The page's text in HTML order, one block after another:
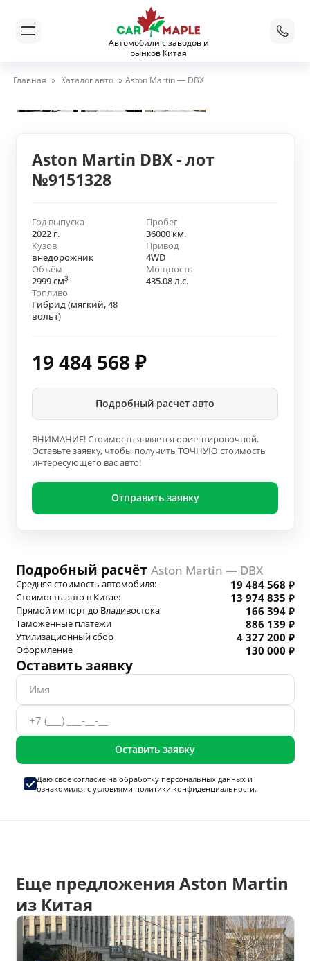
Автомобили с заводов и
рынков Китая
Главная » Каталог авто » Aston Martin — DBX
Aston Martin DBX - лот
№9151328
Год выпуска
2022 г.
Пробег
36000 км.
Кузов
внедорожник
Привод
4WD
Объём
2999 см3
Мощность
435.08 л.с.
Топливо
Гибрид (мягкий, 48
вольт)
19 484 568 ₽
Подробный расчет авто
ВНИМАНИЕ! Стоимость является ориентировочной.
Оставьте заявку, чтобы получить ТОЧНУЮ стоимость
интересующего вас авто!
Отправить заявку
Подробный расчёт Aston Martin — DBX
Средняя стоимость автомобиля: 19 484 568 ₽
Стоимость авто в Китае: 13 974 835 ₽
Прямой импорт до Владивостока 166 394 ₽
Таможенные платежи 886 139 ₽
Утилизационный сбор 4 327 200 ₽
Оформление 130 000 ₽
Оставить заявку
Оставить заявку
Даю своё согласие на обработку персональных данныхи
ознакомился с условиями политики конфиденциальности.
Еще предложения Aston Martin
из Китая